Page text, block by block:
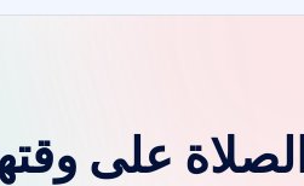
على